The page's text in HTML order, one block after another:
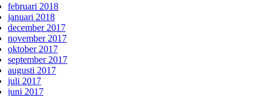
februari 2018
januari 2018
december 2017
november 2017
oktober 2017
september 2017
augusti 2017
juli 2017
juni 2017